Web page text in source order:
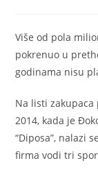
Više od pola
pokrenuo u
godinama nisu
Na listi
2014, kada je
“Diposa”, nalazi
firma vodi tri